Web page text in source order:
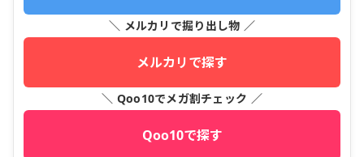
＼ メルカリで掘り出し物 ／
メルカリで探す
＼ Qoo10でメガ割チェック ／
Qoo10で探す